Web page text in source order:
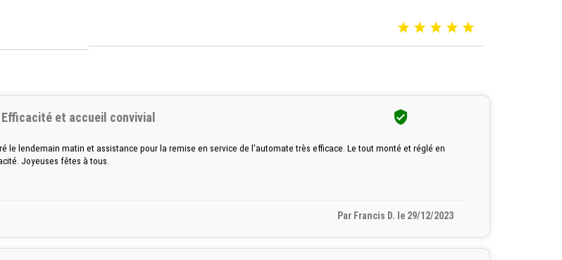
    
Efficacité et accueil convivial 
le lendemain matin et assistance pour la remise en service de l'automate très efficace. Le tout monté et réglé en
Joyeuses fêtes à tous.
Par Francis D. le 29/12/2023